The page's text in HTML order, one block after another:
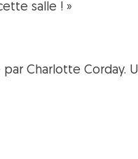
salle ! »
Charlotte Corday.